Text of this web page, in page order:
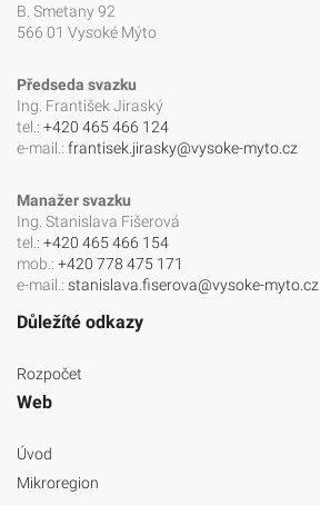
B. Smetany 92
566 01 Vysoké Mýto
Předseda svazku
Ing. František Jiraský
tel.: +420 465 466 124
e-mail.: frantisek.jirasky@vysoke-myto.cz
Manažer svazku
Ing. Stanislava Fišerová
tel.: +420 465 466 154
mob.: +420 778 475 171
e-mail.: stanislava.fiserova@vysoke-myto.cz
Důležíté odkazy
Rozpočet
Web
Úvod
Mikroregion